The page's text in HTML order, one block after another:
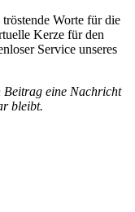
Worte für die
Kerze für den
Service unseres
Beitrag eine Nachricht
bleibt.